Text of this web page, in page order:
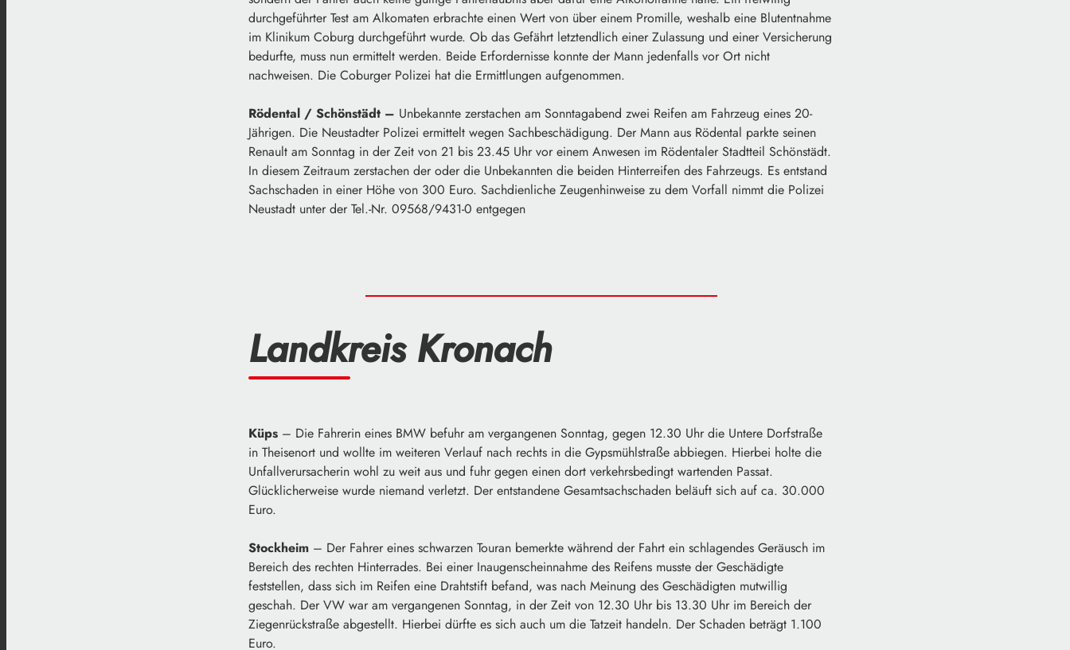
durchgeführter Test am Alkomaten erbrachte einen Wert von über einem Promille, weshalb eine Blutentnahme
im Klinikum Coburg durchgeführt wurde. Ob das Gefährt letztendlich einer Zulassung und einer Versicherung
bedurfte, muss nun ermittelt werden. Beide Erfordernisse konnte der Mann jedenfalls vor Ort nicht
nachweisen. Die Coburger Polizei hat die Ermittlungen aufgenommen.
Rödental / Schönstädt – Unbekannte zerstachen am Sonntagabend zwei Reifen am Fahrzeug eines 20-
Jährigen. Die Neustadter Polizei ermittelt wegen Sachbeschädigung. Der Mann aus Rödental parkte seinen
Renault am Sonntag in der Zeit von 21 bis 23.45 Uhr vor einem Anwesen im Rödentaler Stadtteil Schönstädt.
In diesem Zeitraum zerstachen der oder die Unbekannten die beiden Hinterreifen des Fahrzeugs. Es entstand
Sachschaden in einer Höhe von 300 Euro. Sachdienliche Zeugenhinweise zu dem Vorfall nimmt die Polizei
Neustadt unter der Tel.-Nr. 09568/9431-0 entgegen
Landkreis Kronach
Küps – Die Fahrerin eines BMW befuhr am vergangenen Sonntag, gegen 12.30 Uhr die Untere Dorfstraße
in Theisenort und wollte im weiteren Verlauf nach rechts in die Gypsmühlstraße abbiegen. Hierbei holte die
Unfallverursacherin wohl zu weit aus und fuhr gegen einen dort verkehrsbedingt wartenden Passat.
Glücklicherweise wurde niemand verletzt. Der entstandene Gesamtsachschaden beläuft sich auf ca. 30.000
Euro.
Stockheim – Der Fahrer eines schwarzen Touran bemerkte während der Fahrt ein schlagendes Geräusch im
Bereich des rechten Hinterrades. Bei einer Inaugenscheinnahme des Reifens musste der Geschädigte
feststellen, dass sich im Reifen eine Drahtstift befand, was nach Meinung des Geschädigten mutwillig
geschah. Der VW war am vergangenen Sonntag, in der Zeit von 12.30 Uhr bis 13.30 Uhr im Bereich der
Ziegenrückstraße abgestellt. Hierbei dürfte es sich auch um die Tatzeit handeln. Der Schaden beträgt 1.100
Euro.